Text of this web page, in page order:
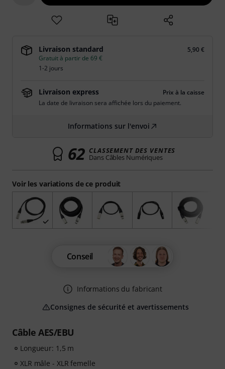
Câble AES/EBU
Longueur: 1,5 m
XLR mâle - XLR femelle
Voir les variations de ce produit
Livraison standard
5,90 €
Gratuit à partir de 69 €
1-2 jours
Livraison express
Prix à la caisse
La date de livraison sera affichée lors du paiement.
Informations sur l'envoi
62 CLASSEMENT DES VENTES
Dans Câbles Numériques
Conseil
Informations du fabricant
Consignes de sécurité et avertissements